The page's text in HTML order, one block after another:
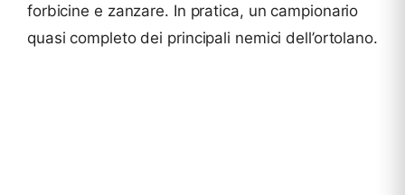
forbicine e zanzare. In pratica, un campionario
quasi completo dei principali nemici dell’ortolano.